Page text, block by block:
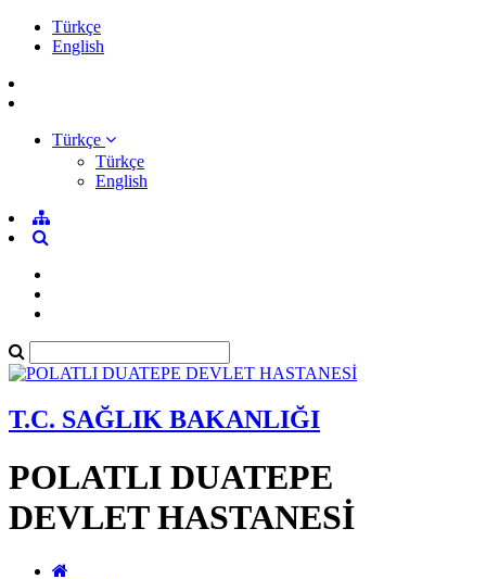
Türkçe
English
Türkçe
Türkçe
English
T.C. SAĞLIK BAKANLIĞI
POLATLI DUATEPE
DEVLET HASTANESİ